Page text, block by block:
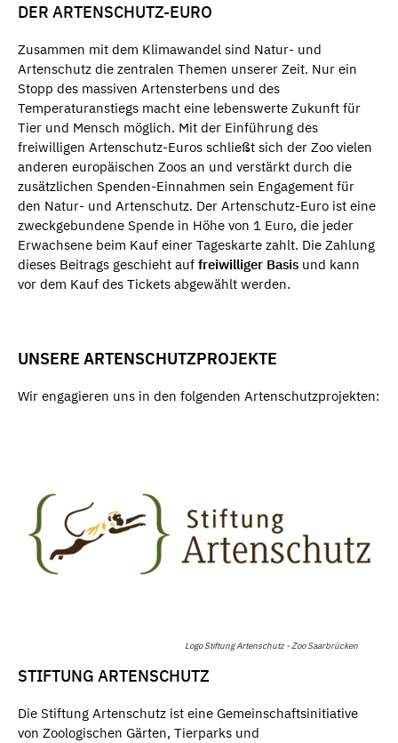
DER ARTENSCHUTZ-EURO
Zusammen mit dem Klimawandel sind Natur- und
Artenschutz die zentralen Themen unserer Zeit. Nur ein
Stopp des massiven Artensterbens und des
Temperaturanstiegs macht eine lebenswerte Zukunft für
Tier und Mensch möglich. Mit der Einführung des
freiwilligen Artenschutz-Euros schließt sich der Zoo vielen
anderen europäischen Zoos an und verstärkt durch die
zusätzlichen Spenden-Einnahmen sein Engagement für
den Natur- und Artenschutz. Der Artenschutz-Euro ist eine
zweckgebundene Spende in Höhe von 1 Euro, die jeder
Erwachsene beim Kauf einer Tageskarte zahlt. Die Zahlung
dieses Beitrags geschieht auf freiwilliger Basis und kann
vor dem Kauf des Tickets abgewählt werden.
UNSERE ARTENSCHUTZPROJEKTE
Wir engagieren uns in den folgenden Artenschutzprojekten:
Logo Stiftung Artenschutz - Zoo Saarbrücken
STIFTUNG ARTENSCHUTZ
Die Stiftung Artenschutz ist eine Gemeinschaftsinitiative
von Zoologischen Gärten, Tierparks und